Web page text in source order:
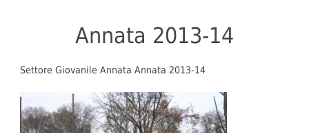
Annata 2013-14
Settore Giovanile Annata Annata 2013-14